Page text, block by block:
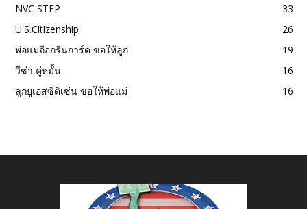
NVC STEP
33
U.S.Citizenship
26
พ่อแม่ถือกรีนการ์ด ขอให้ลูก
19
วีซ่า คู่หมั้น
16
ลูกยูเอสซิติเซ่น ขอให้พ่อแม่
16